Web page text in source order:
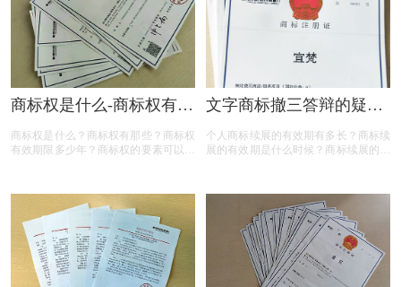
商标权是什么-商标权有哪
商标权是什么？商标权有那些？商标权
有效期限多少年？商标权的要素可以有
望对各位商标注册老板有帮助
文字商标撤三答辩的疑问
个人商标续展的有效期有多长？商标续
展的有效期是什么时候？商标续展的费
么？商标续展的类型有哪些？商标续展
有什么种类？什么情况下需要进行商标
续展？商标续展的目的是什么？